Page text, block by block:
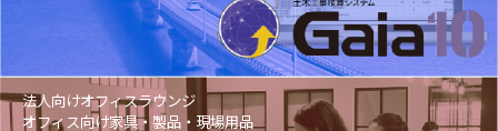
法人向けオフィスラウンジ
オフィス向け家具・製品・現場用品